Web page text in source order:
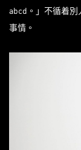
abcd。」不循着
事情。